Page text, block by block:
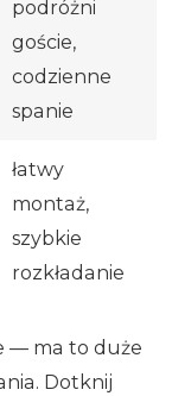
podróżni
goście,
codzienne
spanie
łatwy
montaż,
szybkie
rozkładanie
— ma to duże
Dotknij